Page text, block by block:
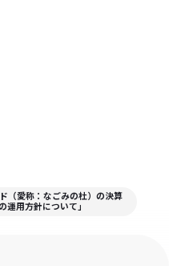
（愛称：なごみの杜）の決算
用方針について」